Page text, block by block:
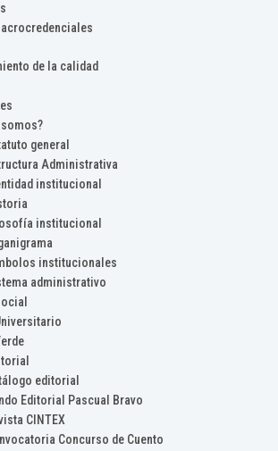
de la calidad
general
Administrativa
institucional
institucional
institucionales
administrativo
editorial
Editorial Pascual Bravo
CINTEX
Concurso de Cuento